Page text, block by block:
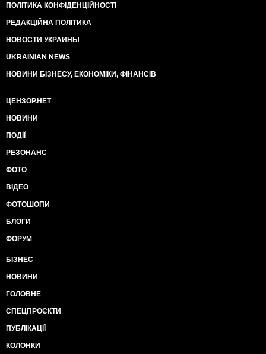
ПОЛІТИКА КОНФІДЕНЦІЙНОСТІ
РЕДАКЦІЙНА ПОЛІТИКА
НОВОСТИ УКРАИНЫ
UKRAINIAN NEWS
НОВИНИ БІЗНЕСУ, ЕКОНОМІКИ, ФІНАНСІВ
ЦЕНЗОР.НЕТ
НОВИНИ
ПОДІЇ
РЕЗОНАНС
ФОТО
ВІДЕО
ФОТОШОПИ
БЛОГИ
ФОРУМ
БІЗНЕС
НОВИНИ
ГОЛОВНЕ
СПЕЦПРОЄКТИ
ПУБЛІКАЦІЇ
КОЛОНКИ